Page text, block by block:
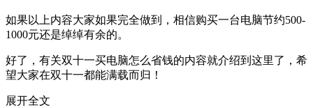
如果以上内容大家如果完全做到，相信购买一台电脑节约500-
1000元还是绰绰有余的。
好了，有关双十一买电脑怎么省钱的内容就介绍到这里了，希
望大家在双十一都能满载而归！
展开全文